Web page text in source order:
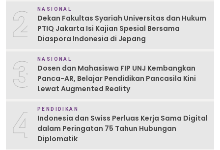
2 NASIONAL
Dekan Fakultas Syariah Universitas dan Hukum
PTIQ Jakarta Isi Kajian Spesial Bersama
Diaspora Indonesia di Jepang
3 NASIONAL
Dosen dan Mahasiswa FIP UNJ Kembangkan
Panca-AR, Belajar Pendidikan Pancasila Kini
Lewat Augmented Reality
4 PENDIDIKAN
Indonesia dan Swiss Perluas Kerja Sama Digital
dalam Peringatan 75 Tahun Hubungan
Diplomatik